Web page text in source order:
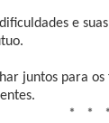
e
juntos para os
*